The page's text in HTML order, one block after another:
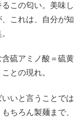
この匂い。美味し
これは、自分が知
硫アミノ酸＝硫黄
との現れ。
いと言うことでは
ちろん製麺まで、